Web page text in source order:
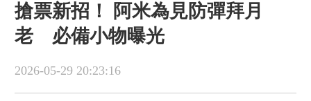
搶票新招！ 阿米為見防彈拜月
老 必備小物曝光
2026-05-29 20:23:16